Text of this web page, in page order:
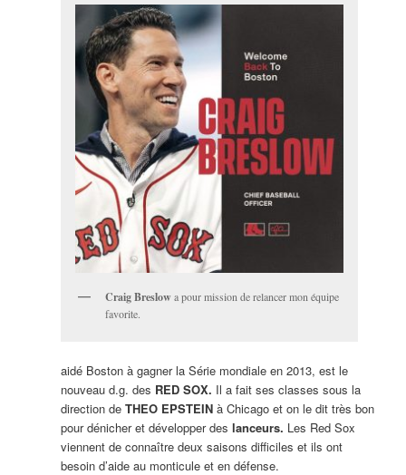
Craig Breslowa pour mission de relancer mon équipe
favorite.
aidé Boston à gagner la Série mondiale en 2013, est le
nouveau d.g. des RED SOX. Il a fait ses classes sous la
direction de THEO EPSTEINà Chicago et on le dit très bon
pour dénicher et développer des lanceurs. Les Red Sox
viennent de connaître deux saisons difficiles et ils ont
besoin d’aide au monticule et en défense.